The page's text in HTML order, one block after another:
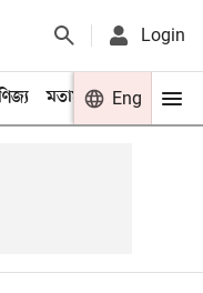
Login
মতামত খেলা
Eng